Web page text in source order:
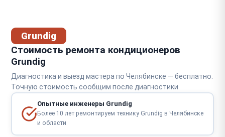
Grundig
Стоимость ремонта кондиционеров
Grundig
Диагностика и выезд мастера по Челябинске — бесплатно.
Точную стоимость сообщим после диагностики.
Опытные инженеры Grundig
Более 10 лет ремонтируем технику Grundig в Челябинске
и области